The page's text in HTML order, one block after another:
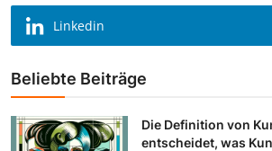
Linkedin
Beliebte Beiträge
Die Definition von
entscheidet, was